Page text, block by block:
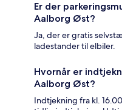
Er der
Aalborg Øst?
Ja, der er gratis
ladestander til elbiler.
Hvornår er
Aalborg Øst?
Indtjekning fra kl.